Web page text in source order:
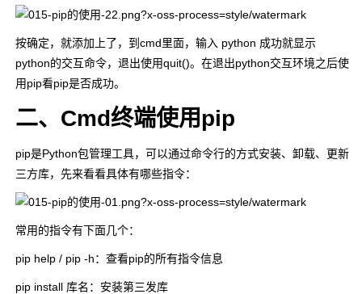
按确定，就添加上了，到cmd里面，输入 python 成功就显示
python的交互命令，退出使用quit()。在退出python交互环境之后使
用pip看pip是否成功。
二、Cmd终端使用pip
pip是Python包管理工具，可以通过命令行的方式安装、卸载、更新
三方库，先来看看具体有哪些指令：
常用的指令有下面几个：
pip help / pip -h：查看pip的所有指令信息
pip install 库名 ：安装第三发库